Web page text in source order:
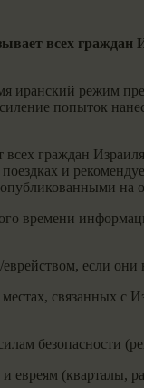
всех
иранский режим
попыток
граждан
и
времени
если они
связанных
безопасности
евреям